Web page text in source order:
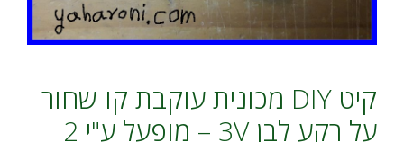
קיט DIY מכונית עוקבת קו שחור
על רקע לבן 3V – מופעל ע"י 2